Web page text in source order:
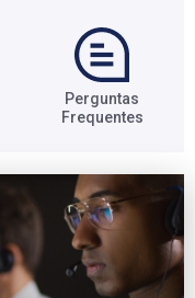
Perguntas
Frequentes​